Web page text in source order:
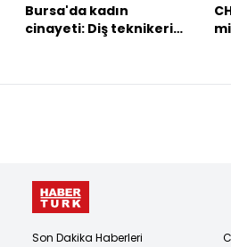
Bursa'da kadın
cinayeti: Diş teknikeri,
Son Dakika Haberleri